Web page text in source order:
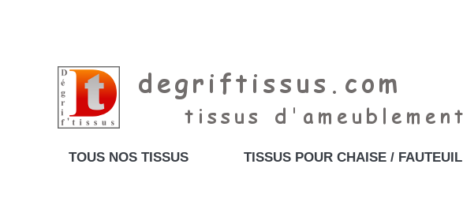
TOUS NOS TISSUS TISSUS POUR CHAISE / FAUTEUIL